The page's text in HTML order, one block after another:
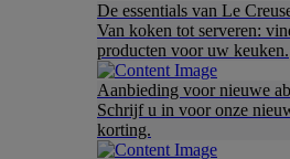
De essentials van Le
Van koken tot serveren:
producten voor uw keuken.
Aanbieding voor nieuwe
Schrijf u in voor onze
korting.